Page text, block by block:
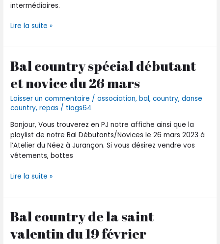
intermédiaires.
Lire la suite »
Bal country spécial débutant
et novice du 26 mars
Laisser un commentaire /association,bal,country,danse
country,repas / tiags64
Bonjour, Vous trouverez en PJ notre affiche ainsi que la
playlist de notre Bal Débutants/Novices le 26 mars 2023 à
l’Atelier du Néez à Jurançon. Si vous désirez vendre vos
vêtements, bottes
Bal
country
spécial
et
novice
du
26
mars
Lire la suite »
Bal country de la saint
valentin du 19 février
Bal
country
de